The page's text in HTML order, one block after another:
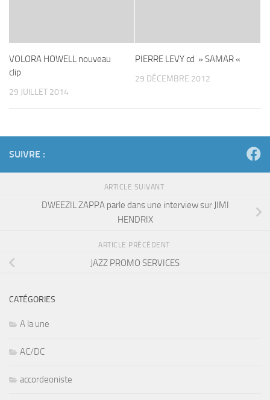
VOLORA HOWELL nouveau
clip
29 JUILLET 2014
PIERRE LEVY cd » SAMAR «
29 DÉCEMBRE 2012
SUIVRE :
ARTICLE SUIVANT
DWEEZIL ZAPPA parle dans une interview sur JIMI
HENDRIX
ARTICLE PRÉCÉDENT
JAZZ PROMO SERVICES
CATÉGORIES
A la une
AC/DC
accordeoniste